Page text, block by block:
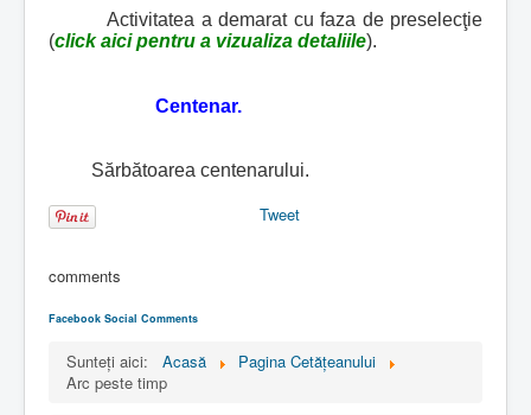
Activitatea a demarat cu faza de preselecţie
(click aici pentru a vizualiza detaliile).
Centenar.
Sărbătoarea centenarului.
Tweet
comments
Facebook Social Comments
Sunteți aici: Acasă
Pagina Cetăţeanului
Arc peste timp